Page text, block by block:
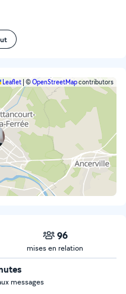
Leaflet ©OpenStreetMapcontributors
96
mises en relation
messages